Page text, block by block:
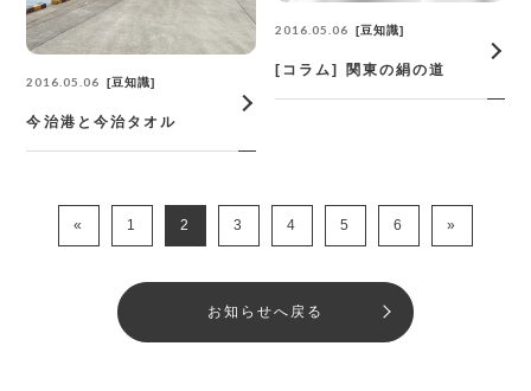
2016.05.06 豆知識
今治港と今治タオル
2016.05.06 豆知識
[コラム] 関東の絹の道
« 1 2 3 4 5 6 »
お知らせへ戻る